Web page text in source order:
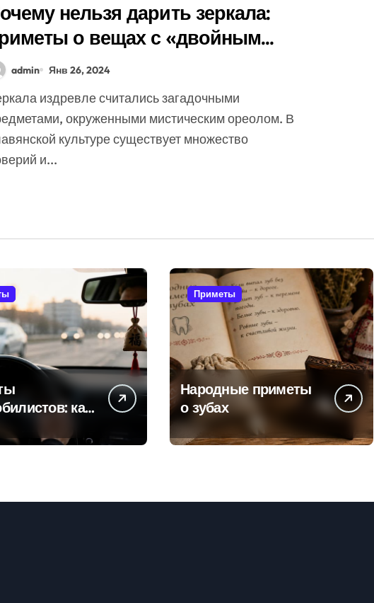
нельзя дарить зеркала:
о вещах с «двойным
admin Янв 26, 2024
окруженными мистическим ореолом. В
культуре существует множество
и...
как
поломок и
Приметы
Народные приметы
о зубах